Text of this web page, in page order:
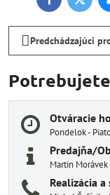
FacebookTwitter
Predchádzajúci
Otváracie
Pondelok -
Predajňa/
Martin
Realizácia